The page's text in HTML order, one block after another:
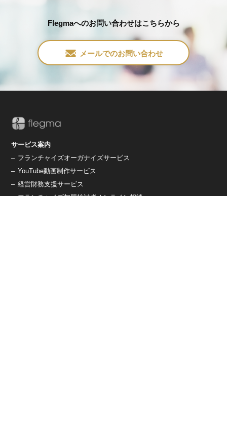
Flegmaへのお問い合わせはこちらから
メールでのお問い合わせ
サービス案内
– フランチャイズオーガナイズサービス
– YouTube動画制作サービス
– 経営財務支援サービス
– フランチャイズ加盟検討者オンライン相談